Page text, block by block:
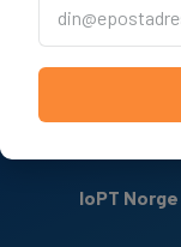
IoPT